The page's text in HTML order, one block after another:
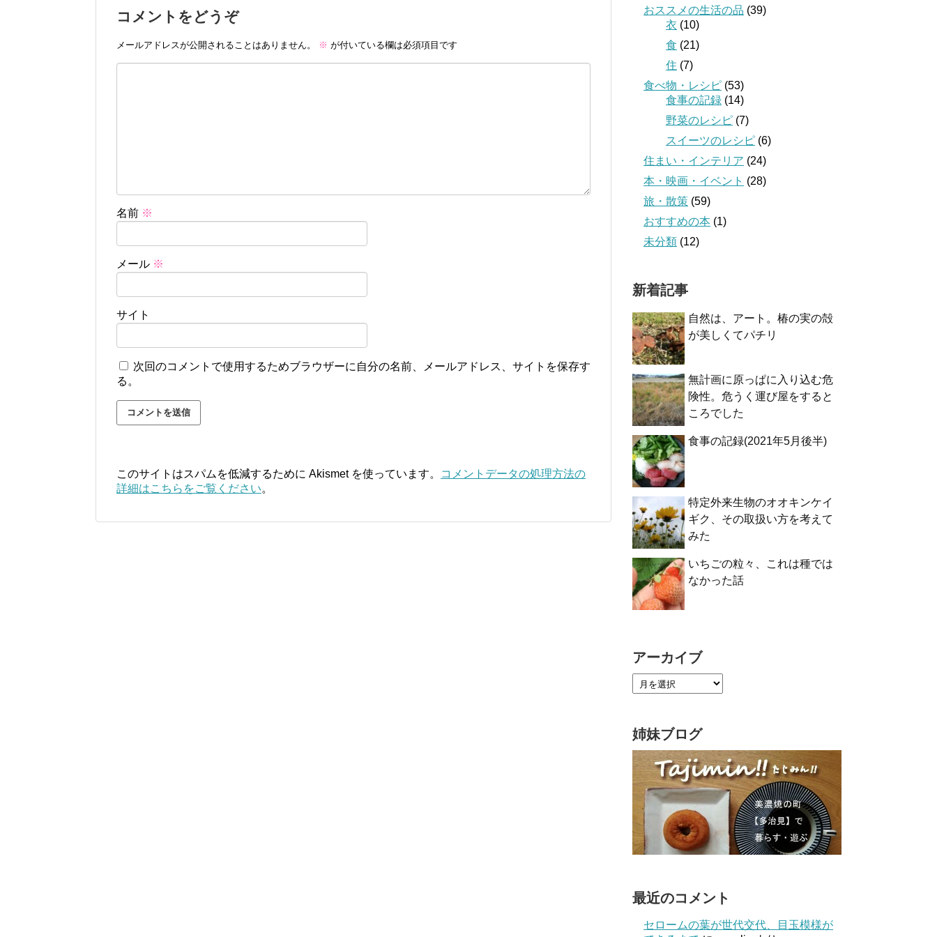
コメントをどうぞ
メールアドレスが公開されることはありません。 ※ が付いている欄は必須項目です
名前 ※
メール ※
サイト
次回のコメントで使用するためブラウザーに自分の名前、メールアドレス、サイトを保存す
る。
このサイトはスパムを低減するために Akismet を使っています。
コメントデータの処理方法の
詳細はこちらをご覧ください。
おススメの生活の品 (39)
衣 (10)
食 (21)
住 (7)
食べ物・レシピ (53)
食事の記録 (14)
野菜のレシピ (7)
スイーツのレシピ (6)
住まい・インテリア (24)
本・映画・イベント (28)
旅・散策 (59)
おすすめの本 (1)
未分類 (12)
新着記事
自然は、アート。椿の実の殻
が美しくてパチリ
無計画に原っぱに入り込む危
険性。危うく運び屋をすると
ころでした
食事の記録(2021年5月後半)
特定外来生物のオオキンケイ
ギク、その取扱い方を考えて
みた
いちごの粒々、これは種では
なかった話
アーカイブ
姉妹ブログ
最近のコメント
セロームの葉が世代交代、目玉模様が